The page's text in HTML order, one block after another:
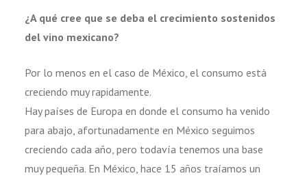
¿A qué cree que se deba el crecimiento sostenidos
del vino mexicano?
Por lo menos en el caso de México, el consumo está
creciendo muy rapidamente.
Hay países de Europa en donde el consumo ha venido
para abajo, afortunadamente en México seguimos
creciendo cada año, pero todavía tenemos una base
muy pequeña. En México, hace 15 años traíamos un